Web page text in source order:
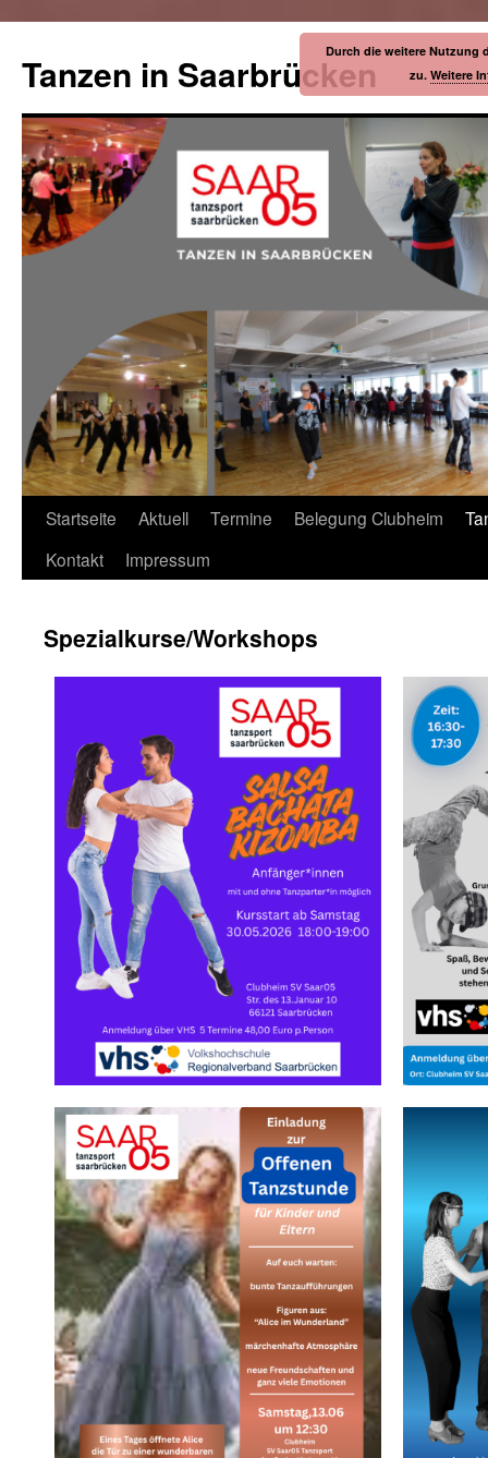
Tanzen in Saarbrücken
Startseite Aktuell Termine Belegung Clubheim
Kontakt
Impressum
Spezialkurse/Workshops
Durch die weitere Nutzung
zu. Weitere